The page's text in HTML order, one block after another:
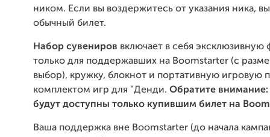
ником. Если вы воздержитесь от указания ника,
обычный билет.
Набор сувениров включает в себя эксклюзивную
только для поддержавших на Boomstarter (с
выбор), кружку, блокнот и портативную игровую
комплектом игр для "Денди. Обратите
будут доступны только купившим билет на
Ваша поддержка вне Boomstarter (до начала